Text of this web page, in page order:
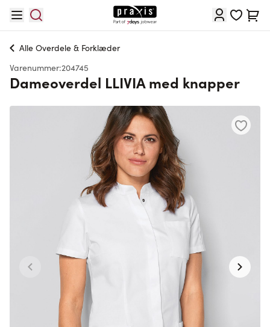
Cart
Alle Overdele & Forklæder
Varenummer:204745
Dameoverdel LLIVIA med knapper